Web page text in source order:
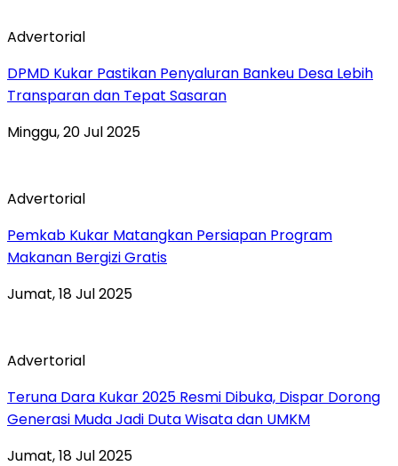
Advertorial
DPMD Kukar Pastikan Penyaluran Bankeu Desa Lebih
Transparan dan Tepat Sasaran
Minggu, 20 Jul 2025
Advertorial
Pemkab Kukar Matangkan Persiapan Program
Makanan Bergizi Gratis
Jumat, 18 Jul 2025
Advertorial
Teruna Dara Kukar 2025 Resmi Dibuka, Dispar Dorong
Generasi Muda Jadi Duta Wisata dan UMKM
Jumat, 18 Jul 2025